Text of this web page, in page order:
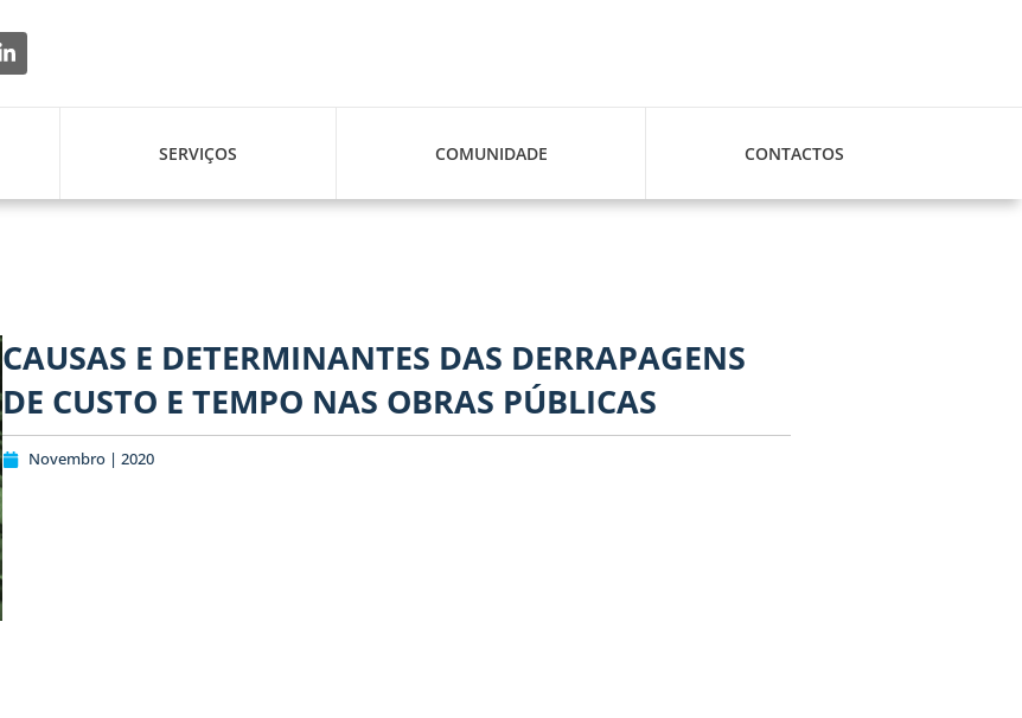
SERVIÇOS COMUNIDADE CONTACTOS
CAUSAS E DETERMINANTES DAS DERRAPAGENS
DE CUSTO E TEMPO NAS OBRAS PÚBLICAS
Novembro | 2020